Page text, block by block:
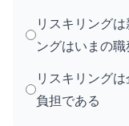
リスキリング
ングはいまの
リスキリング
負担である